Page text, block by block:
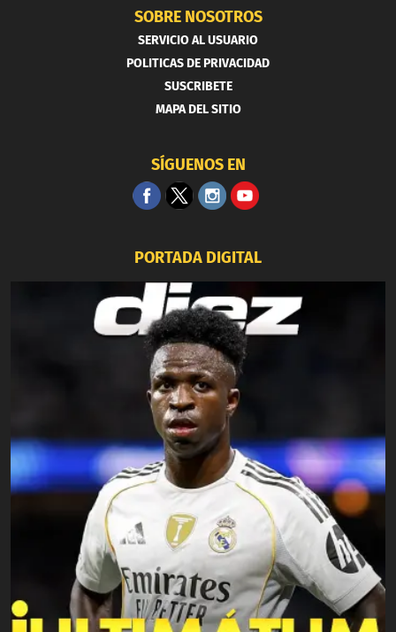
SOBRE NOSOTROS
SERVICIO AL USUARIO
POLITICAS DE PRIVACIDAD
SUSCRIBETE
MAPA DEL SITIO
SÍGUENOS EN
PORTADA DIGITAL